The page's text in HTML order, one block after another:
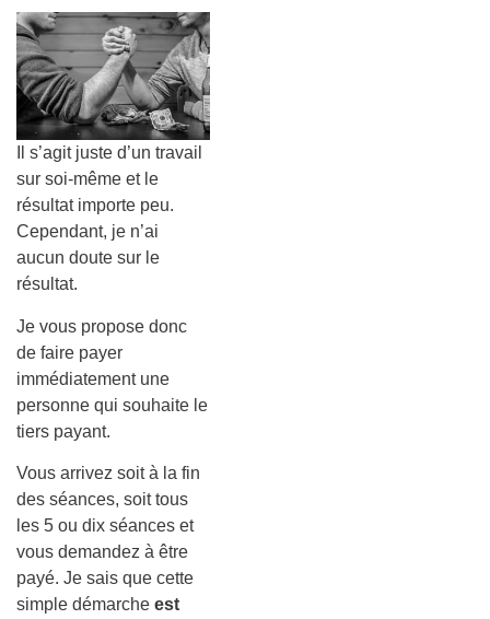
Il s’agit juste d’un travail
sur soi-même et le
résultat importe peu.
Cependant, je n’ai
aucun doute sur le
résultat.
Je vous propose donc
de faire payer
immédiatement une
personne qui souhaite le
tiers payant.
Vous arrivez soit à la fin
des séances, soit tous
les 5 ou dix séances et
vous demandez à être
payé. Je sais que cette
simple démarche est